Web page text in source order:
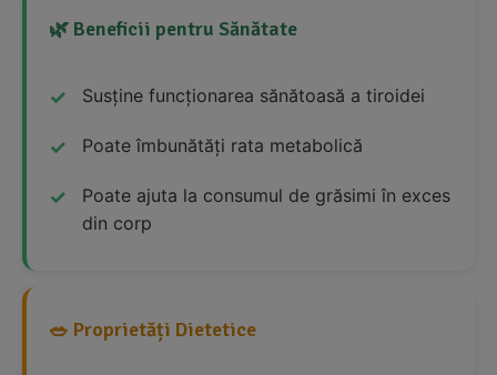
🌿 Beneficii pentru Sănătate
Susține funcționarea sănătoasă a tiroidei
Poate îmbunătăți rata metabolică
Poate ajuta la consumul de grăsimi în exces
din corp
🥗 Proprietăți Dietetice